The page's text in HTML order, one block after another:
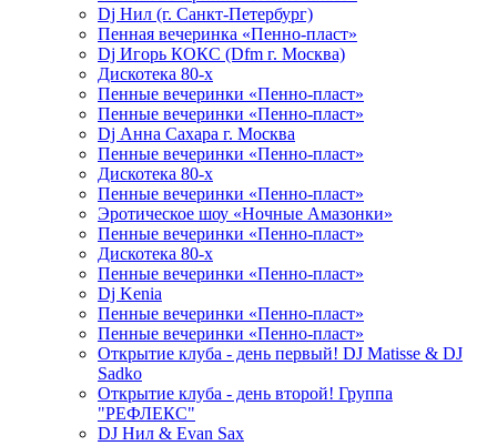
Dj Нил (г. Санкт-Петербург)
Пенная вечеринка «Пенно-пласт»
Dj Игорь КОКС (Dfm г. Москва)
Дискотека 80-х
Пенные вечеринки «Пенно-пласт»
Пенные вечеринки «Пенно-пласт»
Dj Анна Сахара г. Москва
Пенные вечеринки «Пенно-пласт»
Дискотека 80-х
Пенные вечеринки «Пенно-пласт»
Эротическое шоу «Ночные Амазонки»
Пенные вечеринки «Пенно-пласт»
Дискотека 80-х
Пенные вечеринки «Пенно-пласт»
Dj Kenia
Пенные вечеринки «Пенно-пласт»
Пенные вечеринки «Пенно-пласт»
Открытие клуба - день первый! DJ Matisse & DJ
Sadko
Открытие клуба - день второй! Группа
"РЕФЛЕКС"
DJ Нил & Evan Sax